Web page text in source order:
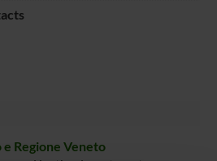
e Regione Veneto